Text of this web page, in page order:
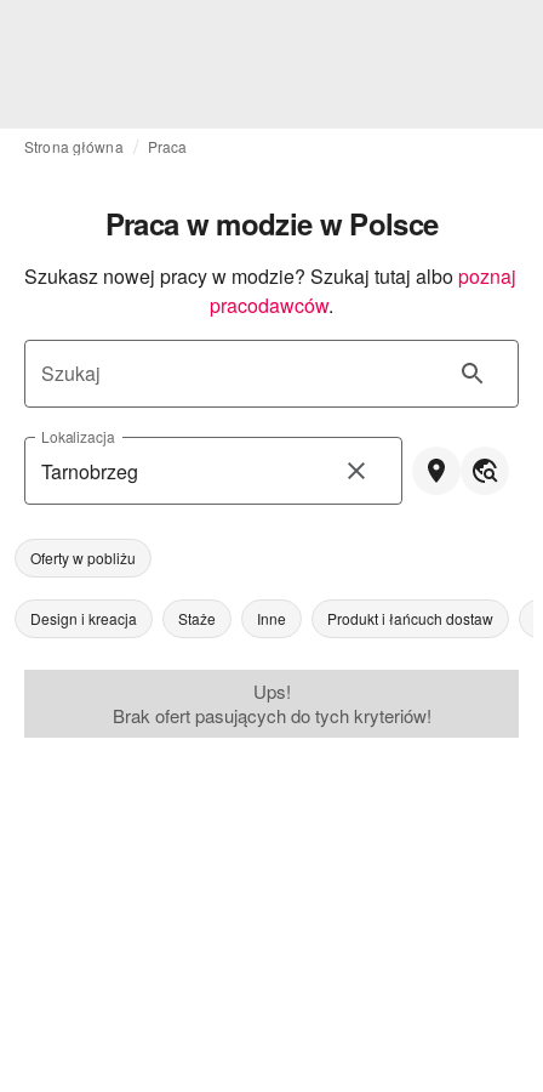
Strona główna Praca
Praca w modzie w Polsce
Szukasz nowej pracy w modzie? Szukaj tutaj albopoznaj
pracodawców.
Szukaj
Lokalizacja
Oferty w pobliżu
Design i kreacja Staże Inne Produkt i łańcuch dostaw
Ups!
Brak ofert pasujących do tych kryteriów!